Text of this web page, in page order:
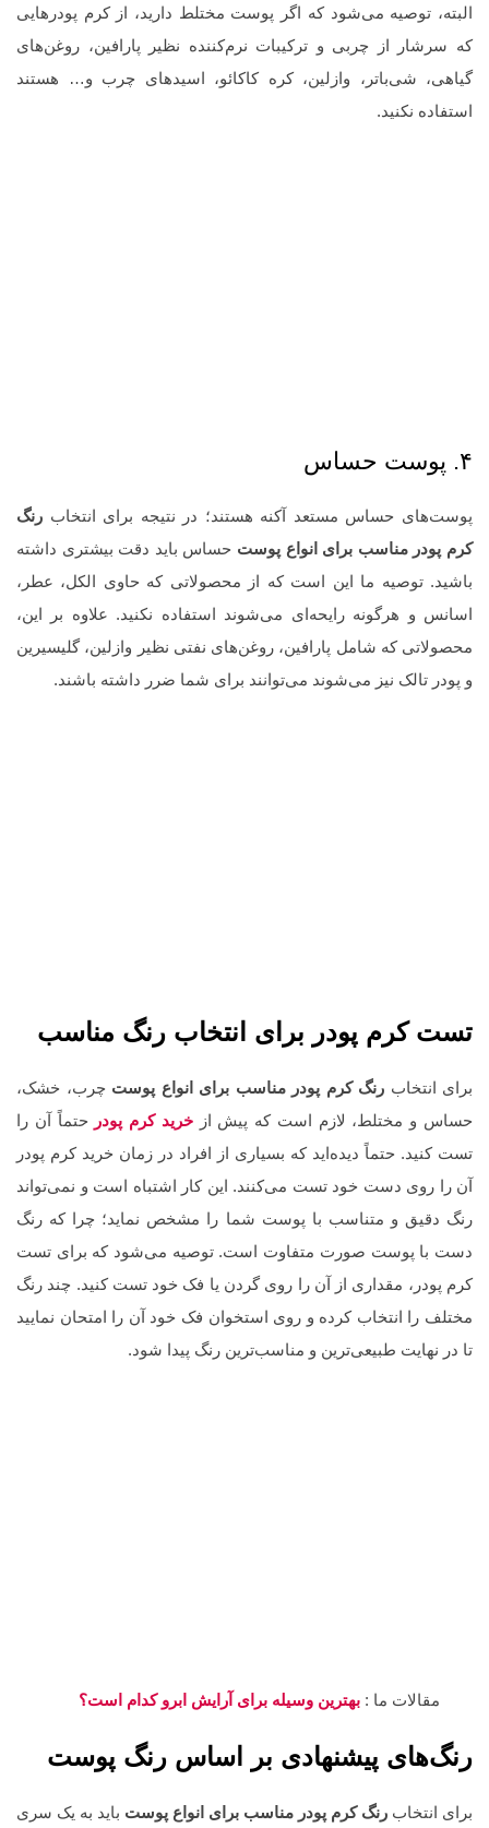
البته، توصیه می‌شود که اگر پوست مختلط دارید، از کرم پودرهایی
که سرشار از چربی و ترکیبات نرم‌کننده نظیر پارافین، روغن‌های
گیاهی، شی‌باتر، وازلین، کره کاکائو، اسیدهای چرب و… هستند
استفاده نکنید.
۴. پوست حساس
پوست‌های حساس مستعد آکنه هستند؛ در نتیجه برای انتخاب رنگ
کرم پودر مناسب برای انواع پوست حساس باید دقت بیشتری داشته
باشید. توصیه ما این است که از محصولاتی که حاوی الکل، عطر،
اسانس و هرگونه رایحه‌ای می‌شوند استفاده نکنید. علاوه بر این،
محصولاتی که شامل پارافین، روغن‌های نفتی نظیر وازلین، گلیسیرین
و پودر تالک نیز می‌شوند می‌توانند برای شما ضرر داشته باشند.
تست کرم پودر برای انتخاب رنگ مناسب
برای انتخاب رنگ کرم پودر مناسب برای انواع پوست چرب، خشک،
حساس و مختلط، لازم است که پیش ازخرید کرم پودر حتماً آن را
تست کنید. حتماً دیده‌اید که بسیاری از افراد در زمان خرید کرم پودر
آن را روی دست خود تست می‌کنند. این کار اشتباه است و نمی‌تواند
رنگ دقیق و متناسب با پوست شما را مشخص نماید؛ چرا که رنگ
دست با پوست صورت متفاوت است. توصیه می‌شود که برای تست
کرم پودر، مقداری از آن را روی گردن یا فک خود تست کنید. چند رنگ
مختلف را انتخاب کرده و روی استخوان فک خود آن را امتحان نمایید
تا در نهایت طبیعی‌ترین و مناسب‌ترین رنگ پیدا شود.
مقالات ما : بهترین وسیله برای آرایش ابرو کدام است؟
رنگ‌های پیشنهادی بر اساس رنگ پوست
برای انتخاب رنگ کرم پودر مناسب برای انواع پوست باید به یک سری